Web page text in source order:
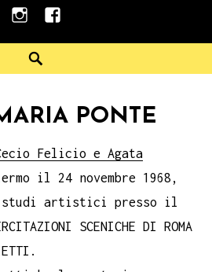
instagramfacebook
PONTE
Felicio e Agata
il 24 novembre 1968,
studi artistici presso il
SCENICHE DI ROMA